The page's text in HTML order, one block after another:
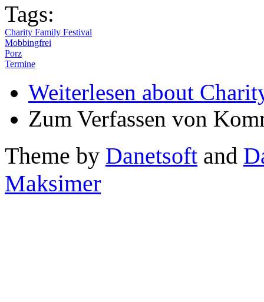
Tags:
Charity Family Festival
Mobbingfrei
Porz
Termine
Weiterlesen about
Zum Verfassen von
Theme by Danetsoft and
Maksimer